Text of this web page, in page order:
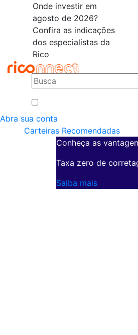
Onde investir em
agosto de 2026?
Confira as indicações
dos especialistas da
Rico
Abra sua conta
Carteiras Recomendadas
Conheça as
Taxa zero de
Saiba mais